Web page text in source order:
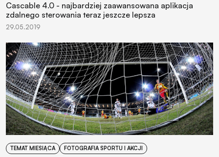
Cascable 4.0 - najbardziej zaawansowana aplikacja
zdalnego sterowania teraz jeszcze lepsza
29.05.2019
TEMAT MIESIĄCA FOTOGRAFIA SPORTU I AKCJI